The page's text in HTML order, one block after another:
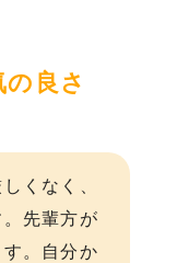
良さ
くなく、
先輩方が
。自分か